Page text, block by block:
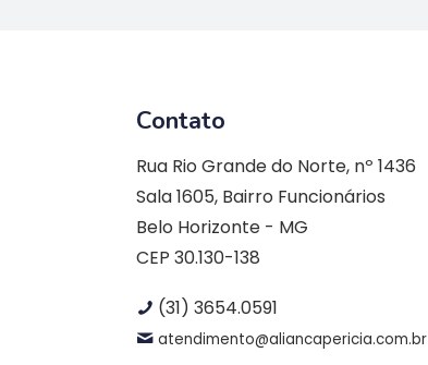
Contato
Rua Rio Grande do Norte, nº 1436
Sala 1605, Bairro Funcionários
Belo Horizonte - MG
CEP 30.130-138
(31) 3654.0591
atendimento@aliancapericia.com.br